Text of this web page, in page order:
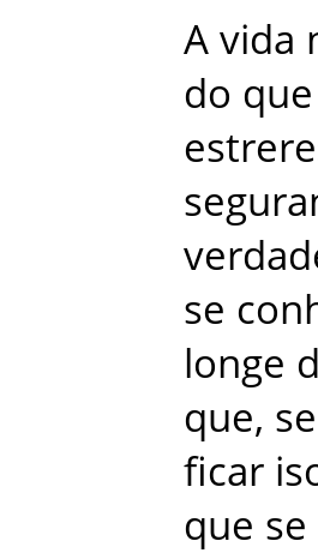
A vida
do que
se
longe
que,
ficar
que se